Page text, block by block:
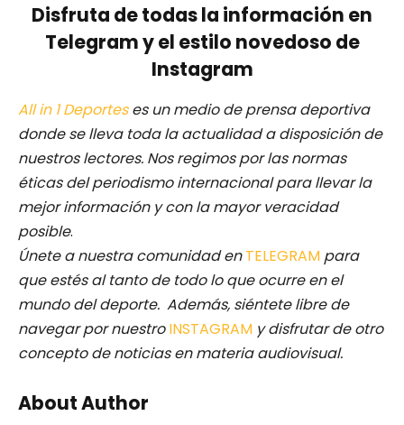
Disfruta de todas la información en
Telegram y el estilo novedoso de
Instagram
All in 1 Deporteses un medio de prensa deportiva
donde se lleva toda la actualidad a disposición de
nuestros lectores. Nos regimos por las normas
éticas del periodismo internacional para llevar la
mejor información y con la mayor veracidad
posible.
Únete a nuestra comunidad enTELEGRAM para
que estés al tanto de todo lo que ocurre en el
mundo del deporte. Además, siéntete libre de
navegar por nuestro INSTAGRAM y disfrutar de otro
concepto de noticias en materia audiovisual.
About Author